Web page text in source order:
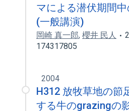
マによる潜伏期間
(一般講演)
岡崎 真一郎, 櫻井 民人
174317805
2004
H312 放牧草地の節
する牛のgrazingの